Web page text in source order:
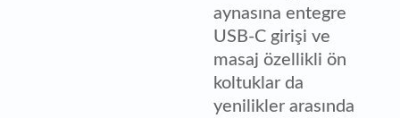
aynasına entegre
USB-C girişi ve
masaj özellikli ön
koltuklar da
yenilikler arasında